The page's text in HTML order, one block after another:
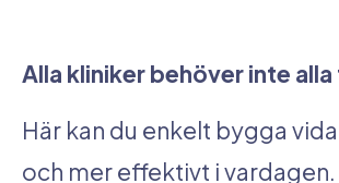
Alla kliniker behöver inte
Här kan du enkelt bygga
och mer effektivt i vardagen.